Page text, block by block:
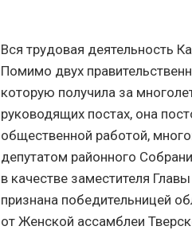
Вся трудовая деятельность
Помимо двух
которую получила за
руководящих постах, она
общественной работой,
депутатом районного
в качестве заместителя
признана победительницей
от Женской ассамблеи